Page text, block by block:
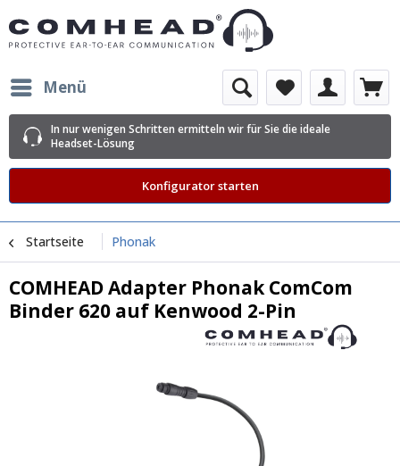
Menü
In nur wenigen Schritten ermitteln wir für Sie die ideale
Headset-Lösung
Konfigurator starten
Startseite Phonak
COMHEAD Adapter Phonak ComCom
Binder 620 auf Kenwood 2-Pin